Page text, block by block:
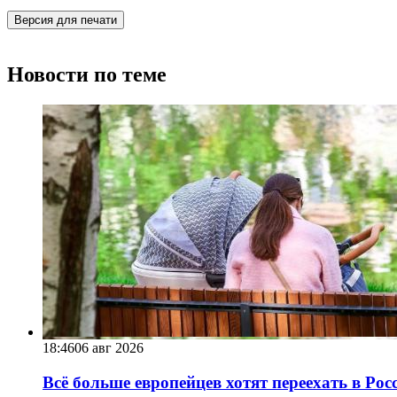
Версия для печати
Новости по теме
18:4606 авг 2026
Всё больше европейцев хотят переехать в